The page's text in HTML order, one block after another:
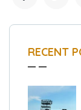
RECENT